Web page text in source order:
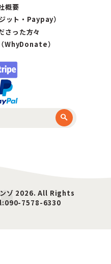
概要
ット・Paypay）
さった方々
）
ンゾ 2026. All Rights
7578-6330